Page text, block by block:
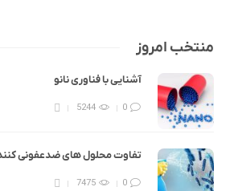
منتخب امروز
آشنایی با فناوری نانو
0
5244
تفاوت محلول های ضدعفونی
0
7475